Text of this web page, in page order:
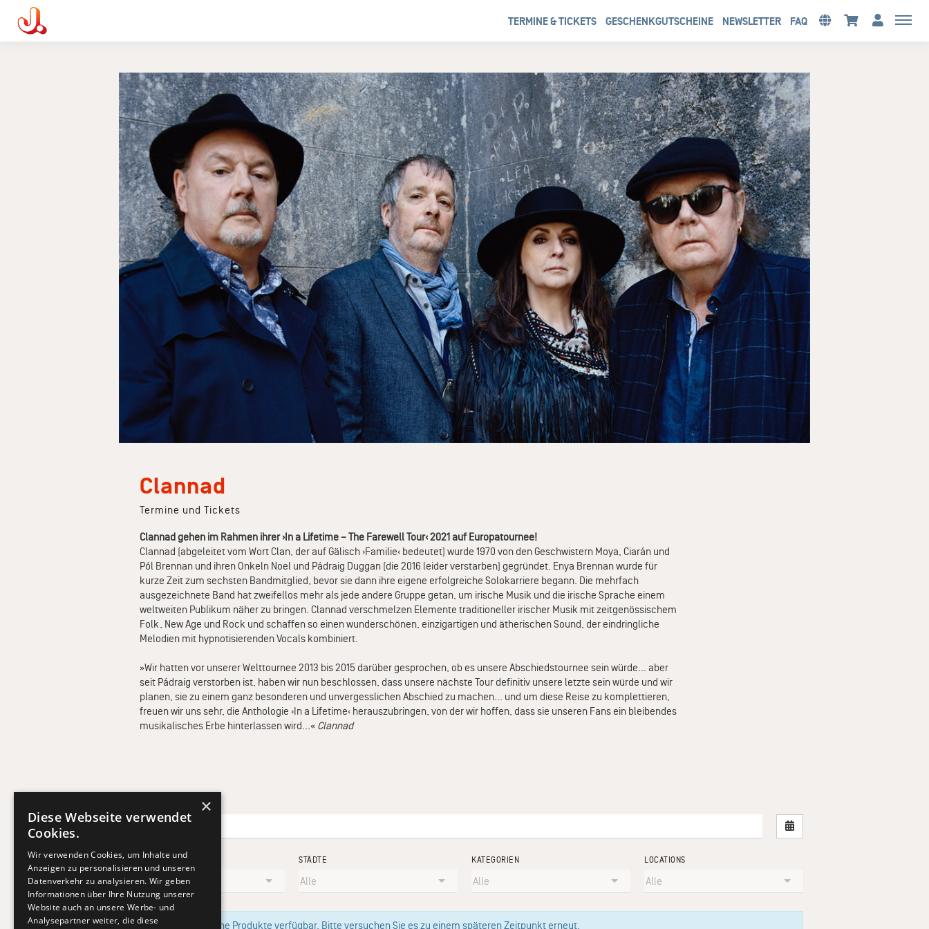
TERMINE & TICKETS GESCHENKGUTSCHEINE NEWSLETTER FAQ
Clannad
Termine und Tickets
Clannad gehen im Rahmen ihrer ›In a Lifetime – The Farewell Tour‹ 2021 auf Europatournee!
Clannad (abgeleitet vom Wort Clan, der auf Gälisch ›Familie‹ bedeutet) wurde 1970 von den Geschwistern Moya, Ciarán und
Pól Brennan und ihren Onkeln Noel und Pádraig Duggan (die 2016 leider verstarben) gegründet. Enya Brennan wurde für
kurze Zeit zum sechsten Bandmitglied, bevor sie dann ihre eigene erfolgreiche Solokarriere begann. Die mehrfach
ausgezeichnete Band hat zweifellos mehr als jede andere Gruppe getan, um irische Musik und die irische Sprache einem
weltweiten Publikum näher zu bringen. Clannad verschmelzen Elemente traditioneller irischer Musik mit zeitgenössischem
Folk, New Age und Rock und schaffen so einen wunderschönen, einzigartigen und ätherischen Sound, der eindringliche
Melodien mit hypnotisierenden Vocals kombiniert.
»Wir hatten vor unserer Welttournee 2013 bis 2015 darüber gesprochen, ob es unsere Abschiedstournee sein würde... aber
seit Pádraig verstorben ist, haben wir nun beschlossen, dass unsere nächste Tour definitiv unsere letzte sein würde und wir
planen, sie zu einem ganz besonderen und unvergesslichen Abschied zu machen... und um diese Reise zu komplettieren,
freuen wir uns sehr, die Anthologie ›In a Lifetime‹ herauszubringen, von der wir hoffen, dass sie unseren Fans ein bleibendes
musikalisches Erbe hinterlassen wird...« Clannad
Nach Datum filtern
KÜNSTLER STÄDTE KATEGORIEN LOCATIONS
Im Moment sind keine Produkte verfügbar. Bitte versuchen Sie es zu einem späteren Zeitpunkt erneut.
×
Diese Webseite verwendet
Cookies.
Wir verwenden Cookies, um Inhalte und
Anzeigen zu personalisieren und unseren
Datenverkehr zu analysieren. Wir geben
Informationen über Ihre Nutzung unserer
Website auch an unsere Werbe- und
Analysepartner weiter, die diese